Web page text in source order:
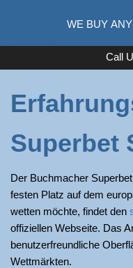
Call
Superbet
Der Buchmacher
festen Platz auf dem
wetten möchte, findet den
offiziellen Webseite. Das
benutzerfreundliche
Wettmärkten.